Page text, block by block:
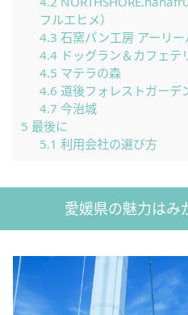
フルエヒメ）
4.3 石窯パン工房 アーリー
4.4ドッグラン＆カフェテ
4.5 マテラの森
4.6 道後フォレストガーデ
4.7 今治城
5 最後に
5.1 利用会社の選び方
愛媛県の魅力はみ